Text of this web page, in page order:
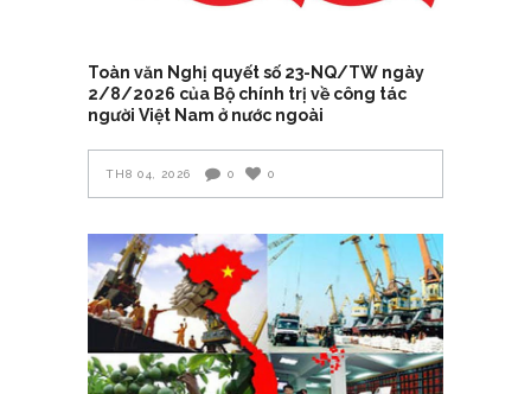
Toàn văn Nghị quyết số 23-NQ/TW ngày
2/8/2026 của Bộ chính trị về công tác
người Việt Nam ở nước ngoài
TH8 04, 2026 0 0